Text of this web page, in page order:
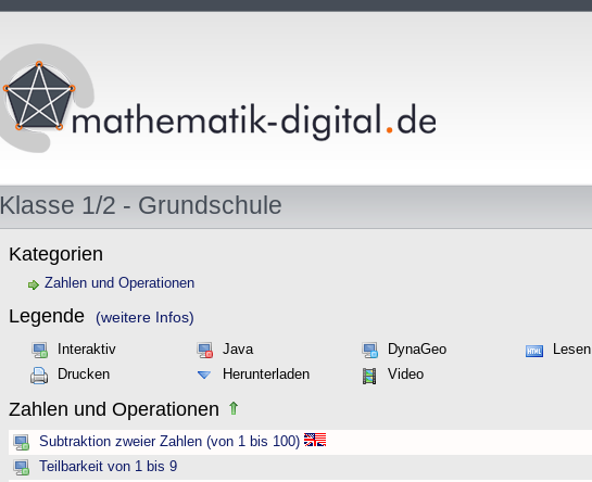
Klasse 1/2 - Grundschule
Kategorien
Zahlen und Operationen
Legende (weitere Infos)
Interaktiv Java DynaGeo
Lesen
Drucken
Herunterladen Video
Zahlen und Operationen
Subtraktion zweier Zahlen (von 1 bis 100)
Teilbarkeit von 1 bis 9